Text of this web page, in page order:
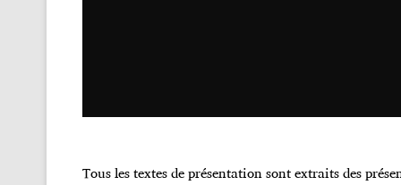
Tous les textes de présentation sont extraits des